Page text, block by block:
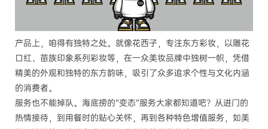
产品上，咱得有独特之处。就像花西子，专注东方彩妆，以雕花
口红、苗族印象系列彩妆等，在一众美妆品牌中独树一帜，凭借
精美的外观和独特的东方韵味，吸引了众多追求个性与文化内涵
的消费者。
服务也不能掉队。海底捞的“变态”服务大家都知道吧？从进门的
热情接待，到用餐时的贴心关怀，再到各种特色增值服务，如美